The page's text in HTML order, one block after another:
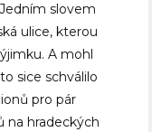
Jedním slovem
ulice, kterou
A mohl
sice schválilo
pro pár
na hradeckých